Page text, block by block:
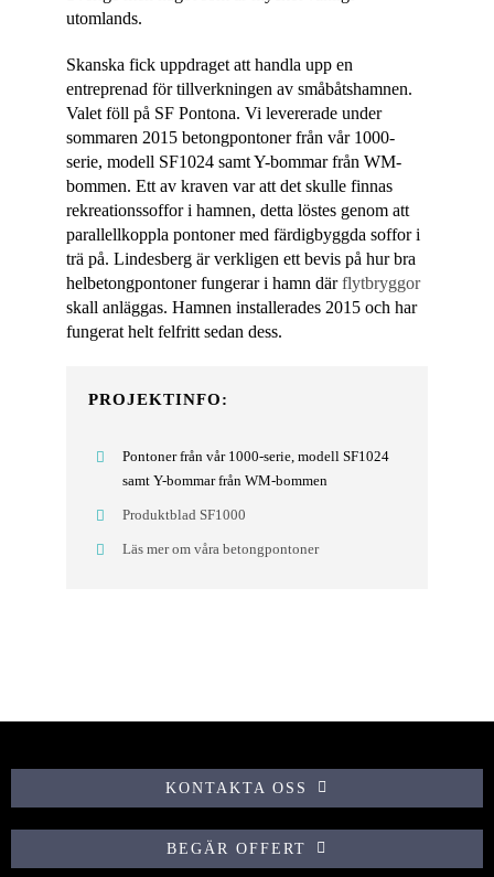
utomlands.
Skanska fick uppdraget att handla upp en
entreprenad för tillverkningen av småbåtshamnen.
Valet föll på SF Pontona. Vi levererade under
sommaren 2015 betongpontoner från vår 1000-
serie, modell SF1024 samt Y-bommar från WM-
bommen. Ett av kraven var att det skulle finnas
rekreationssoffor i hamnen, detta löstes genom att
parallellkoppla pontoner med färdigbyggda soffor i
trä på. Lindesberg är verkligen ett bevis på hur bra
helbetongpontoner fungerar i hamn därflytbryggor
skall anläggas. Hamnen installerades 2015 och har
fungerat helt felfritt sedan dess.
PROJEKTINFO:
Pontoner från vår 1000-serie, modell SF1024
samt Y-bommar från WM-bommen
Produktblad SF1000
Läs mer om våra betongpontoner
KONTAKTA OSS
BEGÄR OFFERT